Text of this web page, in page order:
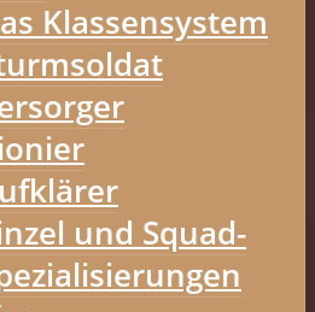
Klassensystem
und Squad-